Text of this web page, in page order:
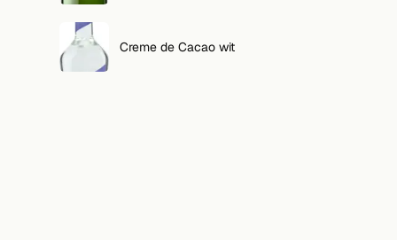
Creme de Cacao wit